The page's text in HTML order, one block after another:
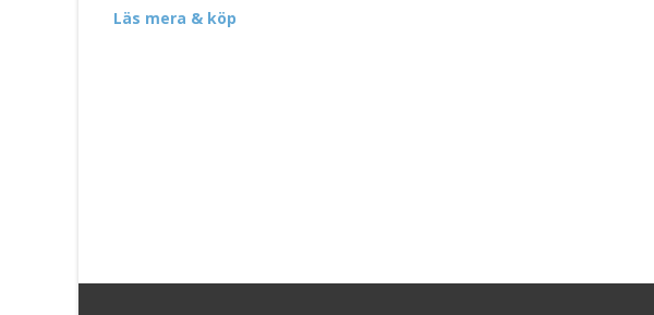
Läs mera & köp